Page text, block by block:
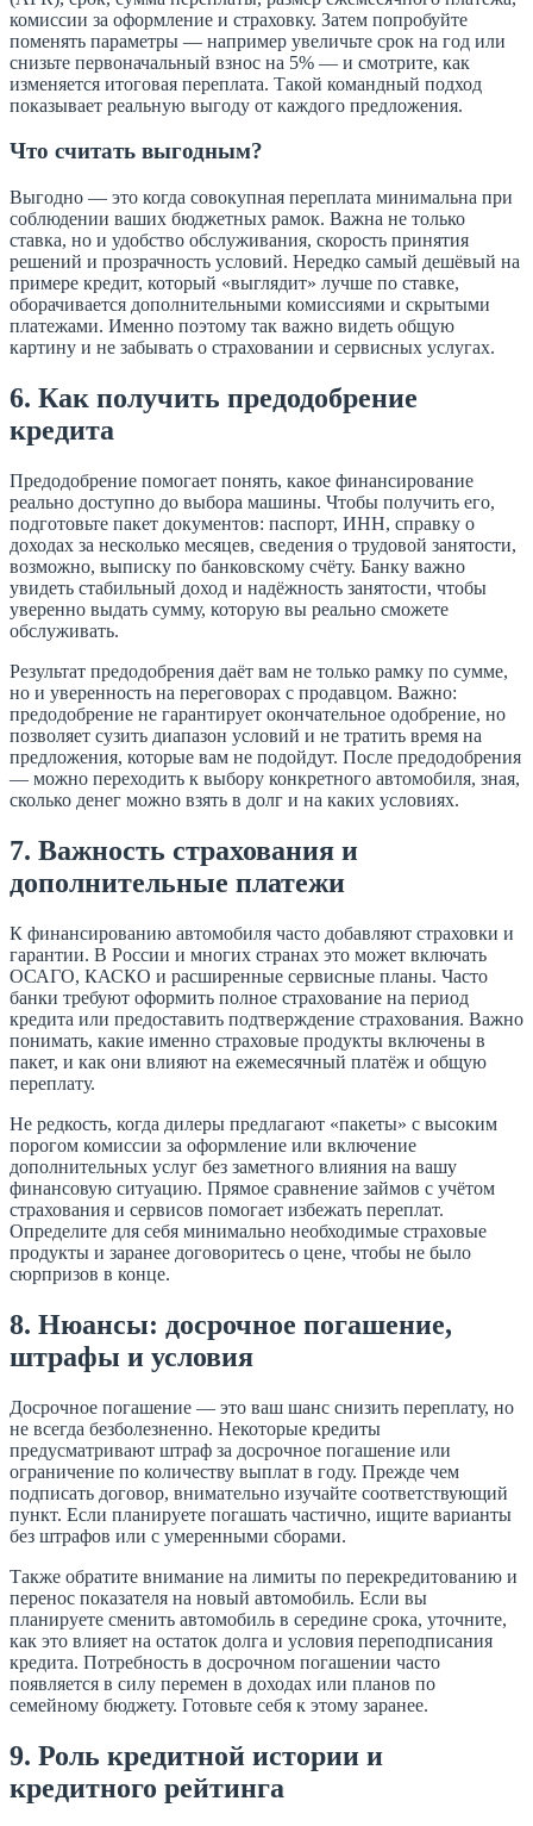
комиссии за оформление и страховку. Затем попробуйте
поменять параметры — например увеличьте срок на год или
снизьте первоначальный взнос на 5% — и смотрите, как
изменяется итоговая переплата. Такой командный подход
показывает реальную выгоду от каждого предложения.
Что считать выгодным?
Выгодно — это когда совокупная переплата минимальна при
соблюдении ваших бюджетных рамок. Важна не только
ставка, но и удобство обслуживания, скорость принятия
решений и прозрачность условий. Нередко самый дешёвый на
примере кредит, который «выглядит» лучше по ставке,
оборачивается дополнительными комиссиями и скрытыми
платежами. Именно поэтому так важно видеть общую
картину и не забывать о страховании и сервисных услугах.
6. Как получить предодобрение
кредита
Предодобрение помогает понять, какое финансирование
реально доступно до выбора машины. Чтобы получить его,
подготовьте пакет документов: паспорт, ИНН, справку о
доходах за несколько месяцев, сведения о трудовой занятости,
возможно, выписку по банковскому счёту. Банку важно
увидеть стабильный доход и надёжность занятости, чтобы
уверенно выдать сумму, которую вы реально сможете
обслуживать.
Результат предодобрения даёт вам не только рамку по сумме,
но и уверенность на переговорах с продавцом. Важно:
предодобрение не гарантирует окончательное одобрение, но
позволяет сузить диапазон условий и не тратить время на
предложения, которые вам не подойдут. После предодобрения
— можно переходить к выбору конкретного автомобиля, зная,
сколько денег можно взять в долг и на каких условиях.
7. Важность страхования и
дополнительные платежи
К финансированию автомобиля часто добавляют страховки и
гарантии. В России и многих странах это может включать
ОСАГО, КАСКО и расширенные сервисные планы. Часто
банки требуют оформить полное страхование на период
кредита или предоставить подтверждение страхования. Важно
понимать, какие именно страховые продукты включены в
пакет, и как они влияют на ежемесячный платёж и общую
переплату.
Не редкость, когда дилеры предлагают «пакеты» с высоким
порогом комиссии за оформление или включение
дополнительных услуг без заметного влияния на вашу
финансовую ситуацию. Прямое сравнение займов с учётом
страхования и сервисов помогает избежать переплат.
Определите для себя минимально необходимые страховые
продукты и заранее договоритесь о цене, чтобы не было
сюрпризов в конце.
8. Нюансы: досрочное погашение,
штрафы и условия
Досрочное погашение — это ваш шанс снизить переплату, но
не всегда безболезненно. Некоторые кредиты
предусматривают штраф за досрочное погашение или
ограничение по количеству выплат в году. Прежде чем
подписать договор, внимательно изучайте соответствующий
пункт. Если планируете погашать частично, ищите варианты
без штрафов или с умеренными сборами.
Также обратите внимание на лимиты по перекредитованию и
перенос показателя на новый автомобиль. Если вы
планируете сменить автомобиль в середине срока, уточните,
как это влияет на остаток долга и условия переподписания
кредита. Потребность в досрочном погашении часто
появляется в силу перемен в доходах или планов по
семейному бюджету. Готовьте себя к этому заранее.
9. Роль кредитной истории и
кредитного рейтинга